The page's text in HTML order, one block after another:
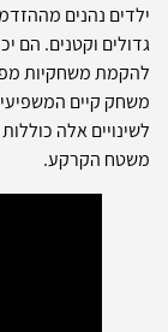
ילדים נהנים
גדולים וקטנים. הם
להקמת משחקיות
משחק קיים
לשינויים אלה
משטח הקרקע.